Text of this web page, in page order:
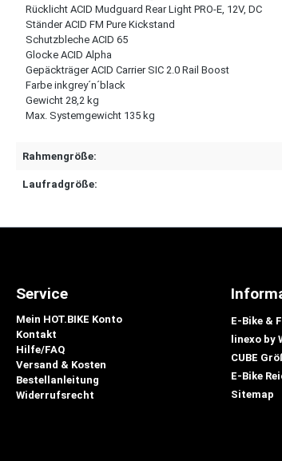
Rücklicht ACID Mudguard Rear Light PRO-E, 12V, DC
Ständer ACID FM Pure Kickstand
Schutzbleche ACID 65
Glocke ACID Alpha
Gepäckträger ACID Carrier SIC 2.0 Rail Boost
Farbe inkgrey´n´black
Gewicht 28,2 kg
Max. Systemgewicht 135 kg
Rahmengröße:
Laufradgröße:
Service
Mein HOT.BIKE Konto
Kontakt
Hilfe/FAQ
Versand & Kosten
Bestellanleitung
Widerrufsrecht
E-Bike &
linexo by
CUBE
E-Bike
Sitemap